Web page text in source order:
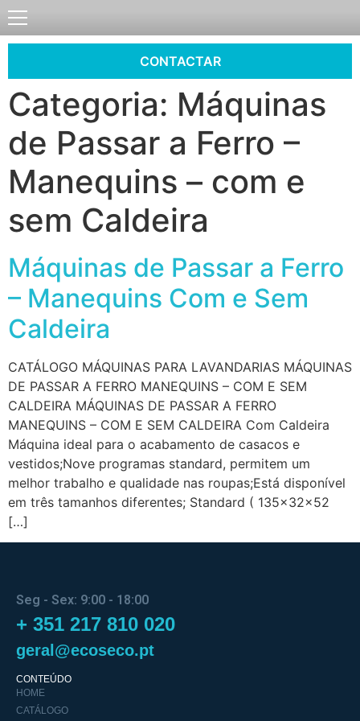
CONTACTAR
Categoria: Máquinas
de Passar a Ferro –
Manequins – com e
sem Caldeira
Máquinas de Passar a Ferro
– Manequins Com e Sem
Caldeira
CATÁLOGO MÁQUINAS PARA LAVANDARIAS MÁQUINAS
DE PASSAR A FERRO MANEQUINS – COM E SEM
CALDEIRA MÁQUINAS DE PASSAR A FERRO
MANEQUINS – COM E SEM CALDEIRA Com Caldeira
Máquina ideal para o acabamento de casacos e
vestidos;Nove programas standard, permitem um
melhor trabalho e qualidade nas roupas;Está disponível
em três tamanhos diferentes; Standard ( 135x32x52
[…]
Seg - Sex: 9:00 - 18:00
+ 351 217 810 020
geral@ecoseco.pt
CONTEÚDO
HOME
CATÁLOGO